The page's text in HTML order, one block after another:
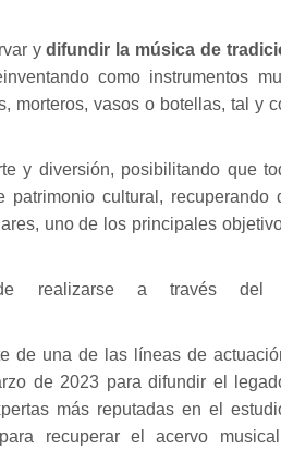
ydifundir la música de
como instrumentos
morteros, vasos o botellas, tal y
y diversión, posibilitando que
cultural, recuperando
uno de los principales
realizarse a través del
de una de las líneas de
de 2023 para difundir el
más reputadas en el
recuperar el acervo